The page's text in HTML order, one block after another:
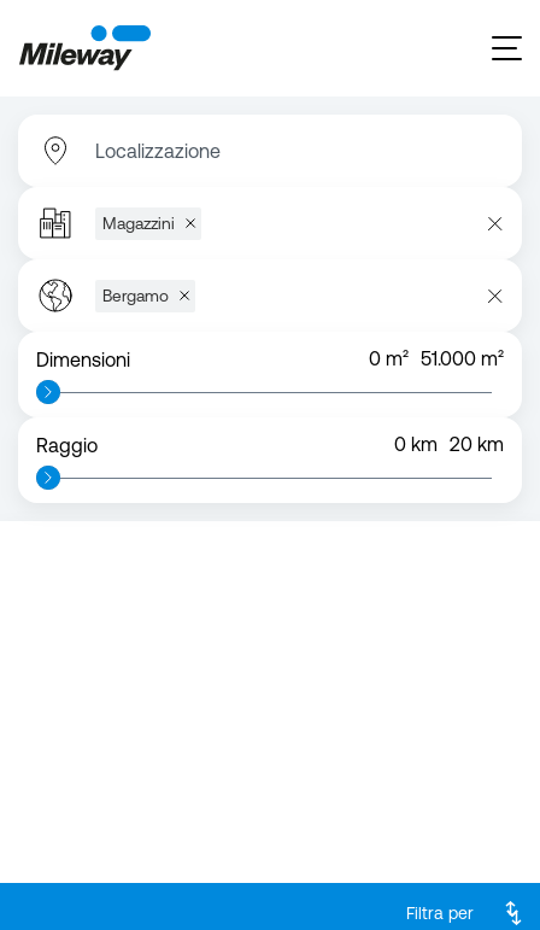
Localizzazione
Magazzini
Bergamo
Dimensioni 0 m² 51.000 m²
Raggio 0 km 20 km